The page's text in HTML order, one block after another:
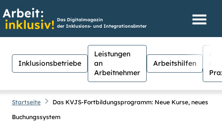
Das Digitalmagazin
der Inklusions- und Integrationsämter
Inklusionsbetriebe
Leistungen
an
Arbeitnehmer
Arbeitshilfen
Startseite
Das KVJS-Fortbildungsprogramm: Neue Kurse, neues
Buchungssystem